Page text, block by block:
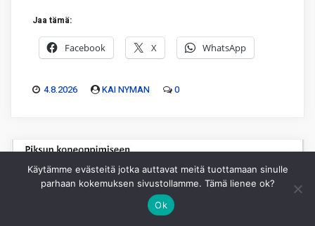
Jaa tämä:
Facebook X WhatsApp
4.8.2026 KAI NYMAN 0
Käytämme evästeitä jotka auttavat meitä tuottamaan sinulle
parhaan kokemuksen sivustollamme. Tämä lienee ok?
Ok